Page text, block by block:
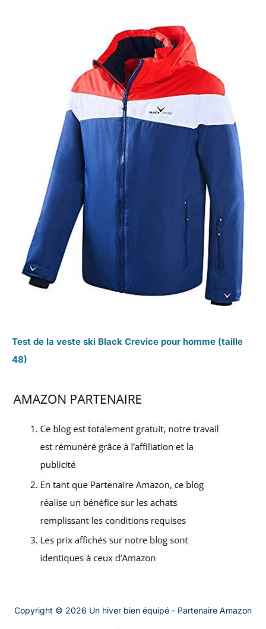
Test de la veste ski Black Crevice pour homme (taille
48)
Copyright © 2026 Un hiver bien équipé - Partenaire Amazon